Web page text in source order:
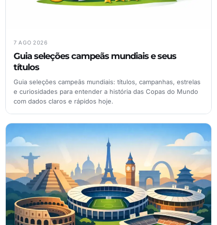
7 AGO 2026
Guia seleções campeãs mundiais e seus
títulos
Guia seleções campeãs mundiais: títulos, campanhas, estrelas
e curiosidades para entender a história das Copas do Mundo
com dados claros e rápidos hoje.